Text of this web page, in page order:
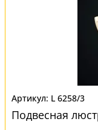
L 6258/3
Подвесная